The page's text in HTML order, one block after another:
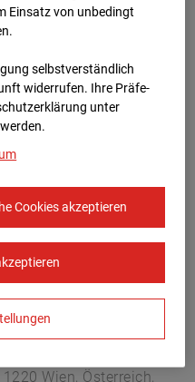
Wien, Österreich,
Einsatz von unbedingt
selbstverständlich
widerrufen. Ihre Prä­fe­
unter
Cookies akzeptieren